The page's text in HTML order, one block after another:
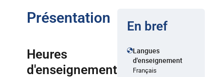
Présentation
Heures
d'enseignement
En bref
Langues
d'enseignement
Français